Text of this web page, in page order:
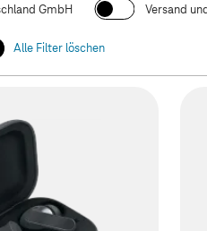
GmbH Versand
Alle Filter löschen